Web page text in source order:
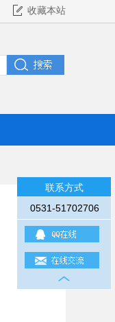
收藏本站
联系方式
0531-51702706